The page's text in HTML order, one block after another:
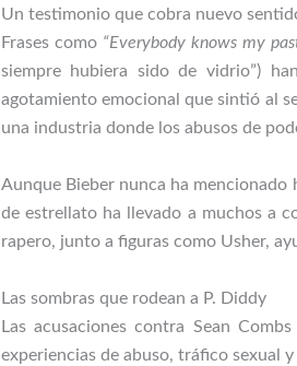
Un testimonio que cobra nuevo
Frases como “Everybody knows my
siempre hubiera sido de vidrio”)
agotamiento emocional que sintió al
una industria donde los abusos de
Aunque Bieber nunca ha
de estrellato ha llevado a muchos a
rapero, junto a figuras como Usher,
Las sombras que rodean a P. Diddy
Las acusaciones contra Sean
experiencias de abuso, tráfico sexual